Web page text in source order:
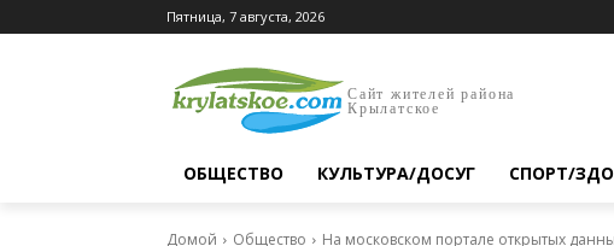
Пятница, 7 августа, 2026
Сайт жителей района
Крылатское
ОБЩЕСТВО КУЛЬТУРА/ДОСУГ СПОРТ/
Домой Общество На московском портале открытых